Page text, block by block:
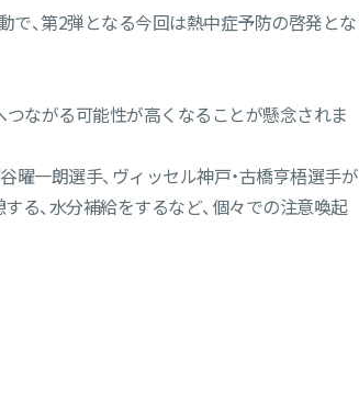
で、第2弾となる今回は熱中症予防の啓発とな
つながる可能性が高くなることが懸念されま
曜一朗選手、ヴィッセル神戸・古橋亨梧選手が
る、水分補給をするなど、個々での注意喚起